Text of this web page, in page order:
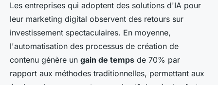
Les entreprises qui adoptent des solutions d'IA pour
leur marketing digital observent des retours sur
investissement spectaculaires. En moyenne,
l'automatisation des processus de création de
contenu génère un gain de temps de 70% par
rapport aux méthodes traditionnelles, permettant aux